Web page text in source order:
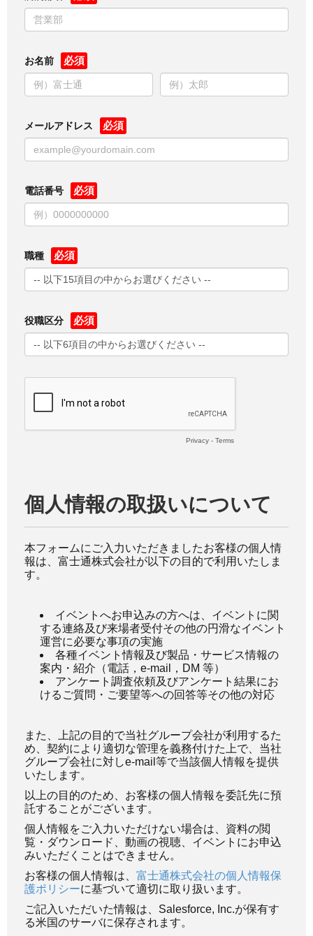
お名前
メールアドレス
電話番号
職種
役職区分
Privacy - Terms
個人情報の取扱いについて
本フォームにご入力いただきましたお客様の個人情
報は、富士通株式会社が以下の目的で利用いたしま
す。
イベントへお申込みの方へは、イベントに関
する連絡及び来場者受付その他の円滑なイベント
運営に必要な事項の実施
各種イベント情報及び製品・サービス情報の
案内・紹介（電話，e-mail，DM 等）
アンケート調査依頼及びアンケート結果にお
けるご質問・ご要望等への回答等その他の対応
また、上記の目的で当社グループ会社が利用するた
め、契約により適切な管理を義務付けた上で、当社
グループ会社に対しe-mail等で当該個人情報を提供
いたします。
以上の目的のため、お客様の個人情報を委託先に預
託することがございます。
個人情報をご入力いただけない場合は、資料の閲
覧・ダウンロード、動画の視聴、イベントにお申込
みいただくことはできません。
お客様の個人情報は、 富士通株式会社の個人情報保
護ポリシーに基づいて適切に取り扱います。
ご記入いただいた情報は、Salesforce, Inc.が保有す
る米国のサーバに保存されます。